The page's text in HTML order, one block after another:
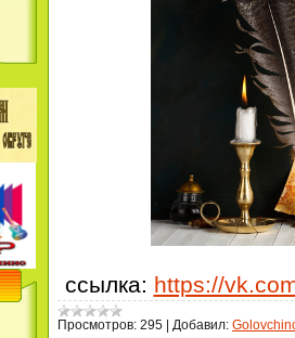
ссылка: https://
Просмотров: 295 | Добавил: